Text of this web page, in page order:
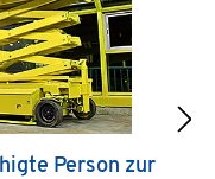
Person zur